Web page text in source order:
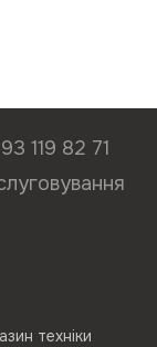
119 82 71
техніки